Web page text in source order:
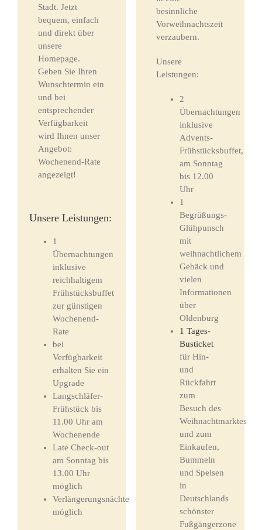
Stadt. Jetzt
bequem, einfach
und direkt über
unsere
Homepage.
Geben Sie Ihren
Wunschtermin ein
und bei
entsprechender
Verfügbarkeit
wird Ihnen unser
Angebot:
Wochenend-Rate
angezeigt!
Unsere Leistungen:
1
Übernachtungen
inklusive
reichhaltigem
Frühstücksbuffet
zur günstigen
Wochenend-
Rate
bei
Verfügbarkeit
erhalten Sie ein
Upgrade
Langschläfer-
Frühstück bis
11.00 Uhr am
Wochenende
Late Check-out
am Sonntag bis
13.00 Uhr
möglich
Verlängerungsnächte
möglich
besinnliche
Vorweihnachtszeit
verzaubern.
Unsere
Leistungen:
2
Übernachtungen
inklusive
Advents-
Frühstücksbuffet,
am Sonntag
bis 12.00
Uhr
1
Begrüßungs-
Glühpunsch
mit
weihnachtlichem
Gebäck und
vielen
Informationen
über
Oldenburg
1 Tages-
Busticket
für Hin-
und
Rückfahrt
zum
Besuch des
Weihnachtmarktes
und zum
Einkaufen,
Bummeln
und Speisen
in
Deutschlands
schönster
Fußgängerzone